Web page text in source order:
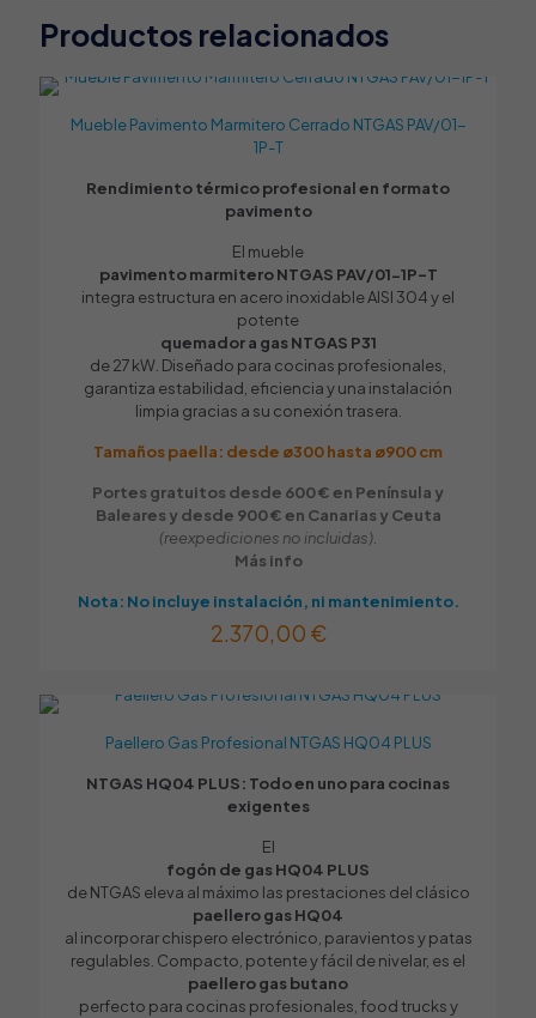
Potencia Quemador (kW)
1/2"
Gas Natural
Con agua
Dimensiones externas / L x An x Alt (mm)
545 x 555 x 275
Dimensiones encastre drop-in / L x An x Alt (mm)
Válvulas
Wok a Gas Encastrable NTGAS
campos obligatorios están marcados con *
Nombre*
navegador para la próxima vez que comente.
Productos relacionados
Mueble Pavimento Marmitero Cerrado NTGAS PAV/01-
1P-T
Rendimiento térmico profesional en formato
pavimento
El mueble
pavimento marmitero NTGAS PAV/01-1P-T
integra estructura en acero inoxidable AISI 304 y el
potente
quemador a gas NTGAS P31
de 27 kW. Diseñado para cocinas profesionales,
garantiza estabilidad, eficiencia y una instalación
limpia gracias a su conexión trasera.
Tamaños paella: desde ø300 hasta ø900 cm
Portes gratuitos desde 600 € en Península y
Baleares y desde 900 € en Canarias y Ceuta
(reexpediciones no incluidas).
Más info
Nota: No incluye instalación, ni mantenimiento.
2.370,00 €
Paellero Gas Profesional NTGAS HQ04 PLUS
NTGAS HQ04 PLUS: Todo en uno para cocinas
exigentes
El
fogón de gas HQ04 PLUS
de NTGAS eleva al máximo las prestaciones del clásico
paellero gas HQ04
al incorporar chispero electrónico, paravientos y patas
regulables. Compacto, potente y fácil de nivelar, es el
paellero gas butano
perfecto para cocinas profesionales, food trucks y